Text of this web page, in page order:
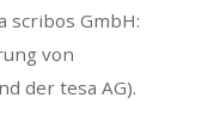
scribos GmbH:
von
der tesa AG).